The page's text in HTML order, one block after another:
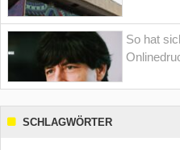
So hat
SCHLAGWÖRTER